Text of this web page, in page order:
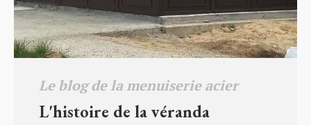
Le blog de la menuiserie acier
L'histoire de la véranda